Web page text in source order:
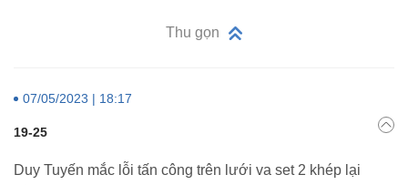
Thu gọn
07/05/2023 | 18:17
19-25
Duy Tuyến mắc lỗi tấn công trên lưới va set 2 khép lại